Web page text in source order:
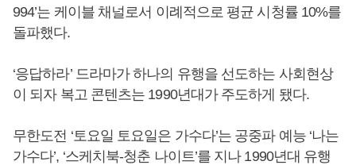
994’는 케이블 채널로서 이례적으로 평균 시청률 10%를
돌파했다.
‘응답하라’ 드라마가 하나의 유행을 선도하는 사회현상
이 되자 복고 콘텐츠는 1990년대가 주도하게 됐다.
무한도전 ‘토요일 토요일은 가수다’는 공중파 예능 ‘나는
가수다’, ‘스케치북-청춘 나이트’를 지나 1990년대 유행